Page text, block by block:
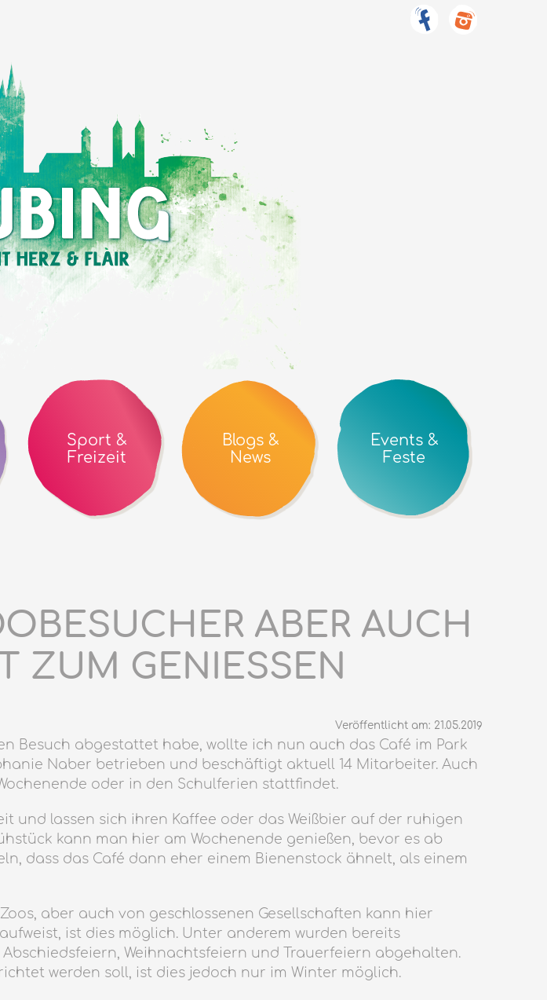
in
Straubing
Sport &
Freizeit
Blogs &
News
Events &
Feste
ABER AUCH
ZUM GENIESSEN
Veröffentlicht am: 21.05.2019
Besuch abgestattet habe, wollte ich nun auch das Café im Park
Naber betrieben und beschäftigt aktuell 14 Mitarbeiter. Auch
oder in den Schulferien stattfindet.
und lassen sich ihren Kaffee oder das Weißbier auf der ruhigen
kann man hier am Wochenende genießen, bevor es ab
dass das Café dann eher einem Bienenstock ähnelt, als einem
aber auch von geschlossenen Gesellschaften kann hier
ist dies möglich. Unter anderem wurden bereits
Weihnachtsfeiern und Trauerfeiern abgehalten.
werden soll, ist dies jedoch nur im Winter möglich.